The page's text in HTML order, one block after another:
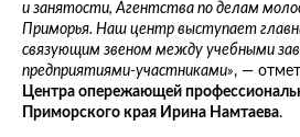
и занятости, Агентства по делам
Приморья. Наш центр выступает
связующим звеном между учебными
предприятиями-участниками», —
Центра опережающей
Приморского края Ирина Намтаева.